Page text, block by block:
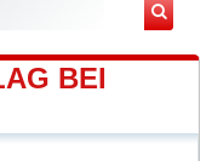
BEI